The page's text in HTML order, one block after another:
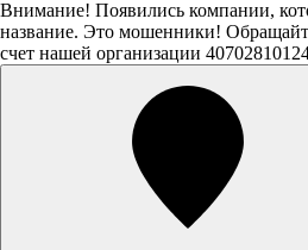
Внимание! Появились компании,
название. Это мошенники!
счет нашей организации